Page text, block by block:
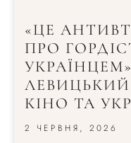
«ЦЕ
ПРО
ЛЕВИЦЬКИЙ
КІНО ТА
2 ЧЕРВНЯ, 2026